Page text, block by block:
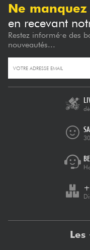
Ne
en recevant
Restez informé·e des
nouveautés...
+
Les